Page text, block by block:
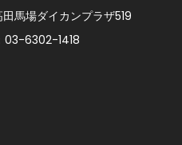
田馬場ダイカンプラザ519
6302-1418